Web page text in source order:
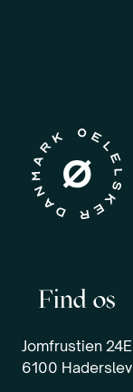
Find os
Jomfrustien 24E
6100 Haderslev